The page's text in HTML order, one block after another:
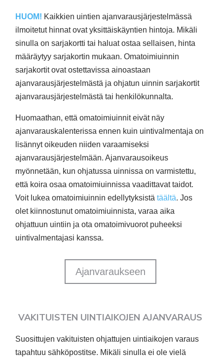
HUOM! Kaikkien uintien ajanvarausjärjestelmässä
ilmoitetut hinnat ovat yksittäiskäyntien hintoja. Mikäli
sinulla on sarjakortti tai haluat ostaa sellaisen, hinta
määräytyy sarjakortin mukaan. Omatoimiuinnin
sarjakortit ovat ostettavissa ainoastaan
ajanvarausjärjestelmästä ja ohjatun uinnin sarjakortit
ajanvarausjärjestelmästä tai henkilökunnalta.
Huomaathan, että omatoimiuinnit eivät näy
ajanvarauskalenterissa ennen kuin uintivalmentaja on
lisännyt oikeuden niiden varaamiseksi
ajanvarausjärjestelmään. Ajanvarausoikeus
myönnetään, kun ohjatussa uinnissa on varmistettu,
että koira osaa omatoimiuinnissa vaadittavat taidot.
Voit lukea omatoimiuinnin edellytyksistätäältä.Jos
olet kiinnostunut omatoimiuinnista, varaa aika
ohjattuun uintiin ja ota omatoimivuorot puheeksi
uintivalmentajasi kanssa.
Ajanvaraukseen
VAKITUISTEN UINTIAIKOJEN AJANVARAUS
Suosittujen vakituisten ohjattujen uintiaikojen varaus
tapahtuu sähköpostitse. Mikäli sinulla ei ole vielä